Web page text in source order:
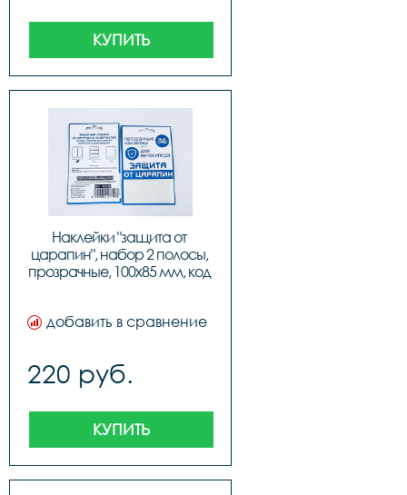
КУПИТЬ
Наклейки "защита от
царапин", набор 2 полосы,
прозрачные, 100х85 мм, код
добавить в сравнение
220 руб.
КУПИТЬ